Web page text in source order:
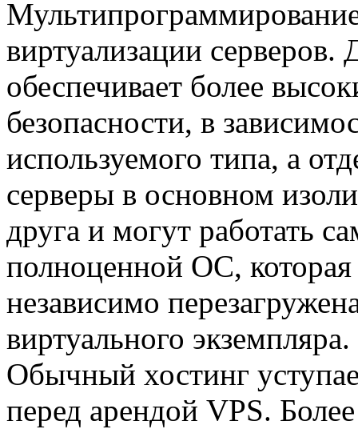
виртуализации серверов.
обеспечивает более
безопасности, в
используемого типа, а
серверы в основном
друга и могут работать
полноценной ОС,
независимо
виртуального экземпляра.
Обычный хостинг
перед арендой VPS.